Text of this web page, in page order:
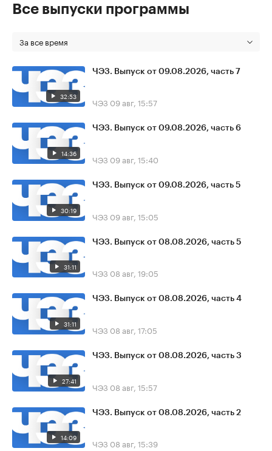
Все выпуски программы
За все время
32:53
ЧЭЗ. Выпуск от 09.08.2026, часть 7
ЧЭЗ 09 авг, 15:57
14:36
ЧЭЗ. Выпуск от 09.08.2026, часть 6
ЧЭЗ 09 авг, 15:40
30:19
ЧЭЗ. Выпуск от 09.08.2026, часть 5
ЧЭЗ 09 авг, 15:05
31:11
ЧЭЗ. Выпуск от 08.08.2026, часть 5
ЧЭЗ 08 авг, 19:05
31:11
ЧЭЗ. Выпуск от 08.08.2026, часть 4
ЧЭЗ 08 авг, 17:05
27:41
ЧЭЗ. Выпуск от 08.08.2026, часть 3
ЧЭЗ 08 авг, 15:57
14:09
ЧЭЗ. Выпуск от 08.08.2026, часть 2
ЧЭЗ 08 авг, 15:39